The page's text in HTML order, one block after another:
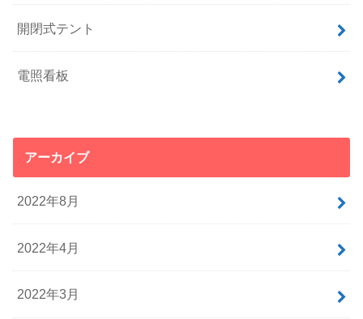
開閉式テント
電照看板
アーカイブ
2022年8月
2022年4月
2022年3月